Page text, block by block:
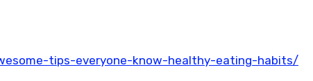
tips-everyone-know-healthy-eating-habits/